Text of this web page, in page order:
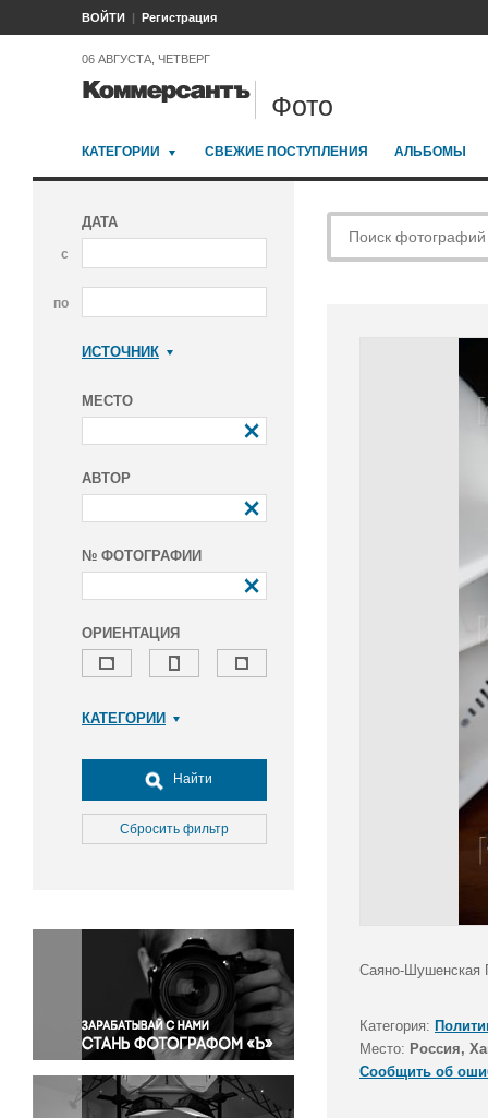
ВОЙТИ Регистрация
06 АВГУСТА, ЧЕТВЕРГ
Фото
КАТЕГОРИИ СВЕЖИЕ ПОСТУПЛЕНИЯ АЛЬБОМЫ
ДАТА
с
по
ИСТОЧНИК
МЕСТО
АВТОР
№ ФОТОГРАФИИ
ОРИЕНТАЦИЯ
КАТЕГОРИИ
Досуг, туризм и отдых
Культура
Медицина
Окружающая среда
Политика
Правосудие
Происшествия и конфликты
Религия
Светская жизнь
Спорт
Найти
Сбросить фильтр
Саяно-Шушенская
Категория:
Место: Россия,
Сообщить об